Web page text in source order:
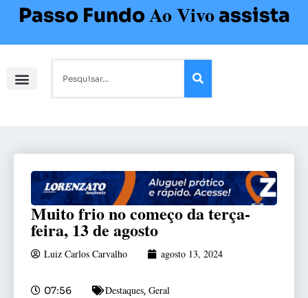
Passo FundoAo Vivoassista
Muito frio no começo da terça-
feira, 13 de agosto
Luiz Carlos Carvalho agosto 13, 2024
07:56 Destaques, Geral